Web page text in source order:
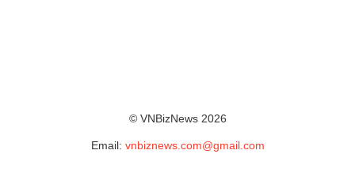
© VNBizNews 2026
Email: vnbiznews.com@gmail.com